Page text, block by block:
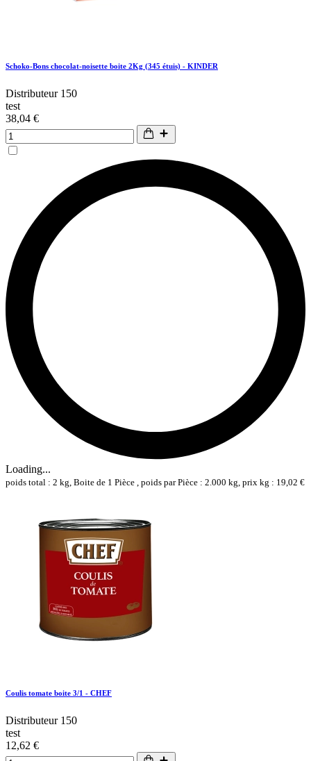
Schoko-Bons chocolat-noisette boite 2Kg (345 étuis) - KINDER
Distributeur 150
test
38,04 €
Loading...
poids total : 2 kg, Boite de 1 Pièce , poids par Pièce : 2.000 kg, prix kg : 19,02 €
Coulis tomate boite 3/1 - CHEF
Distributeur 150
test
12,62 €